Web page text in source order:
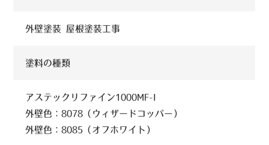
外壁塗装 屋根塗装工事
塗料の種類
アステックリファイン1000MF-I
外壁色：8078（ウィザードコッパー）
外壁色：8085（オフホワイト）